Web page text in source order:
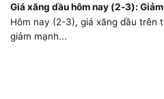
Giá xăng dầu hôm nay (2-3):
Hôm nay (2-3), giá xăng dầu trên
giảm mạnh...